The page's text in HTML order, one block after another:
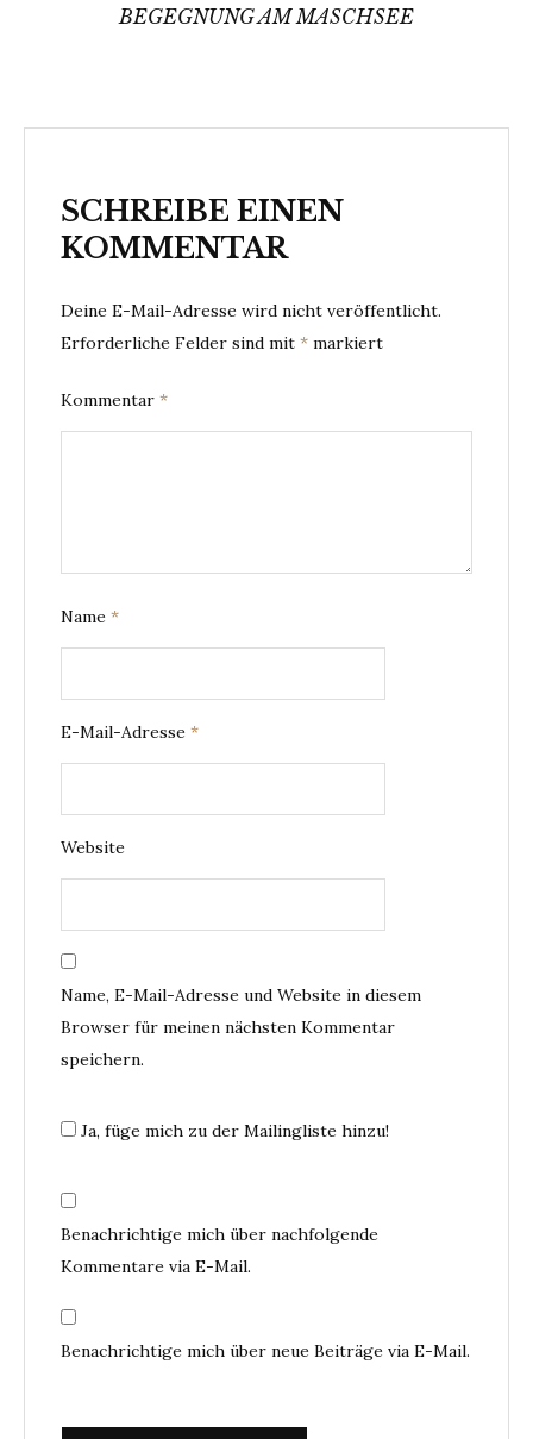
BEGEGNUNG AM MASCHSEE
SCHREIBE EINEN
KOMMENTAR
Deine E-Mail-Adresse wird nicht veröffentlicht.
Erforderliche Felder sind mit * markiert
Kommentar *
Name *
E-Mail-Adresse *
Website
Name, E-Mail-Adresse und Website in diesem
Browser für meinen nächsten Kommentar
speichern.
Ja, füge mich zu der Mailingliste hinzu!
Benachrichtige mich über nachfolgende
Kommentare via E-Mail.
Benachrichtige mich über neue Beiträge via E-Mail.